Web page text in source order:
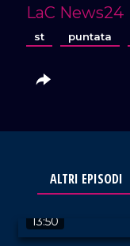
LaC News24
st puntata
ALTRI EPISODI
13:50
VAI AL TITOLO